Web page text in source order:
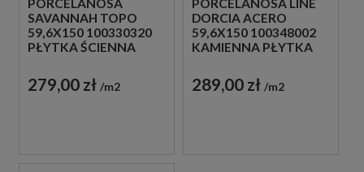
PORCELANOSA
SAVANNAH TOPO
59,6X150 100330320
PŁYTKA ŚCIENNA
279,00 zł m2
PORCELANOSA LINE
DORCIA ACERO
59,6X150 100348002
KAMIENNA PŁYTKA
289,00 zł m2